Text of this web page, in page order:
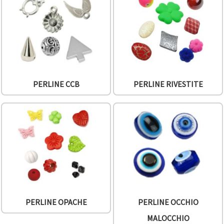
offerta e
visualizzare
contenuti
personalizzati.
• Fare clic
su "Accetta
tutto" per
accettare
"Impostazioni
Cookie" per
personalizzare
scelte. •
o revocare
in qualsiasi
informazioni,
la nostra
PERLINE CCB PERLINE RIVESTITE
PERLINE OPACHE
PERLINE OCCHIO
MALOCCHIO